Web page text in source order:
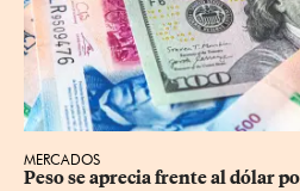
MERCADOS
Peso se aprecia frente al dólar